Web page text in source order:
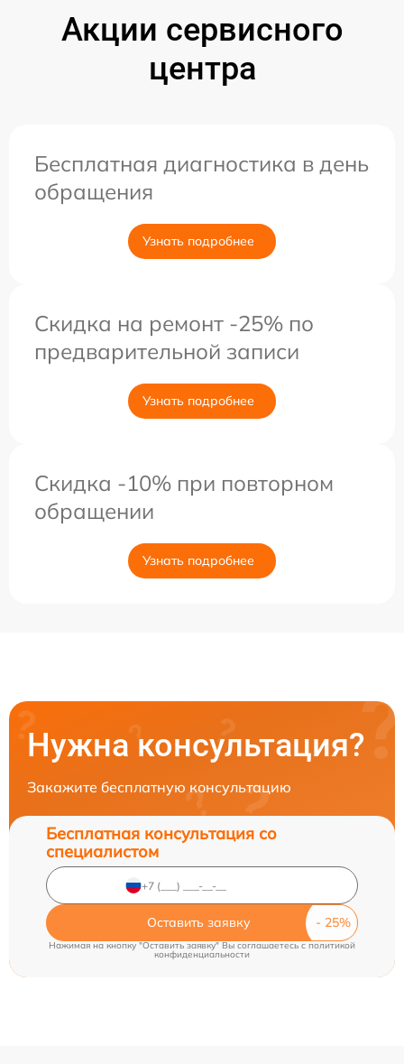
Акции сервисного
центра
Бесплатная диагностика в день
обращения
Узнать подробнее
Скидка на ремонт -25% по
предварительной записи
Узнать подробнее
Скидка -10% при повторном
обращении
Узнать подробнее
Нужна консультация?
Закажите бесплатную консультацию
Бесплатная консультация со
специалистом
Оставить заявку
Нажимая на кнопку "Оставить заявку" Вы соглашаетесь c политикой
конфиденциальности